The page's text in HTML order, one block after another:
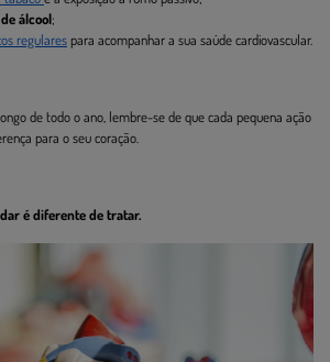
álcool;
regularespara acompanhar a sua saúde cardiovascular.
de todo o ano, lembre-se de que cada pequena ação
para o seu coração.
é diferente de tratar.